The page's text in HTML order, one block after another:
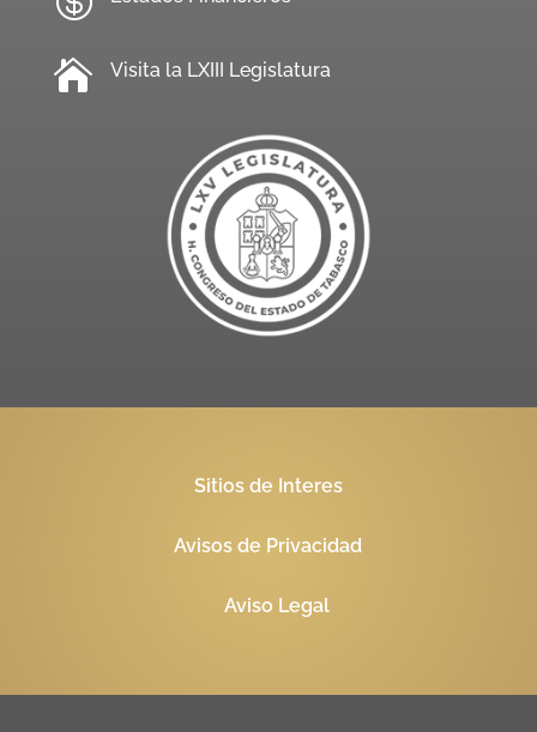
 Visita la LXIII Legislatura
Sitios de Interes
Avisos de Privacidad
Aviso Legal